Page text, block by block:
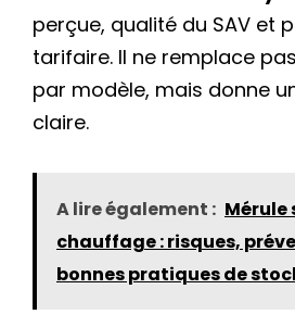
perçue, qualité du SAV et
tarifaire. Il ne remplace
par modèle, mais donne
claire.
A lire également : Mérule
chauffage : risques,
bonnes pratiques de